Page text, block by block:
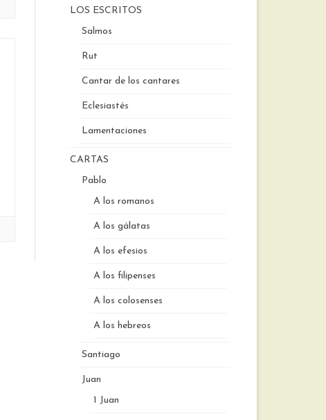
LOS ESCRITOS
Salmos
Rut
Cantar de los cantares
Eclesiastés
Lamentaciones
CARTAS
Pablo
A los romanos
A los gálatas
A los efesios
A los filipenses
A los colosenses
A los hebreos
Santiago
Juan
1 Juan